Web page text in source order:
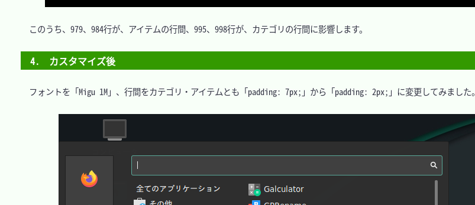
このうち、979、984行が、アイテムの行間、995、998行が、カテゴリの行間に影響します。
4.　カスタマイズ後
フォントを「Migu 1M」、行間をカテゴリ・アイテムとも「padding: 7px;」から「padding: 2px;」に変更してみました。